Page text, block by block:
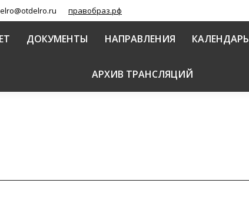
правобраз.рф
ДОКУМЕНТЫ НАПРАВЛЕНИЯ КАЛЕНДАРЬ
АРХИВ ТРАНСЛЯЦИЙ